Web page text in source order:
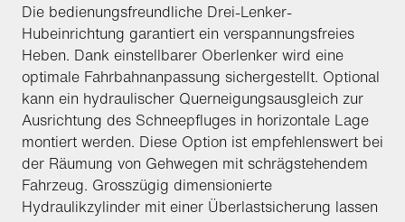
Die bedienungsfreundliche Drei-Lenker-
Hubeinrichtung garantiert ein verspannungsfreies
Heben. Dank einstellbarer Oberlenker wird eine
optimale Fahrbahnanpassung sichergestellt. Optional
kann ein hydraulischer Querneigungsausgleich zur
Ausrichtung des Schneepfluges in horizontale Lage
montiert werden. Diese Option ist empfehlenswert bei
der Räumung von Gehwegen mit schrägstehendem
Fahrzeug. Grosszügig dimensionierte
Hydraulikzylinder mit einer Überlastsicherung lassen